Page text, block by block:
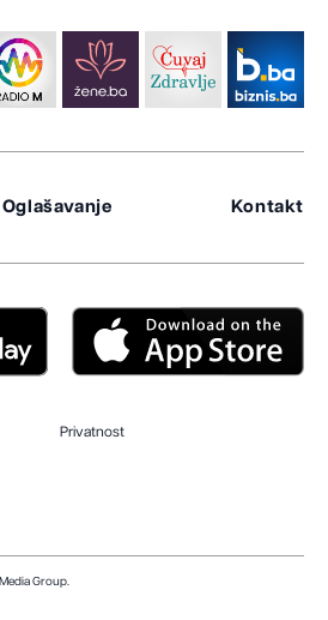
Oglašavanje Kontakt
Privatnost
Group.